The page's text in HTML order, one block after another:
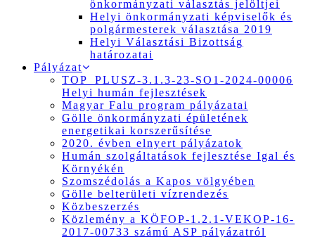
önkormányzati választás jelöltjei
Helyi önkormányzati képviselők és
polgármesterek választása 2019
Helyi Választási Bizottság
határozatai
Pályázat
TOP_PLUSZ-3.1.3-23-SO1-2024-00006
Helyi humán fejlesztések
Magyar Falu program pályázatai
Gölle önkormányzati épületének
energetikai korszerűsítése
2020. évben elnyert pályázatok
Humán szolgáltatások fejlesztése Igal és
Környékén
Szomszédolás a Kapos völgyében
Gölle belterületi vízrendezés
Közbeszerzés
Közlemény a KÖFOP-1.2.1-VEKOP-16-
2017-00733 számú ASP pályázatról